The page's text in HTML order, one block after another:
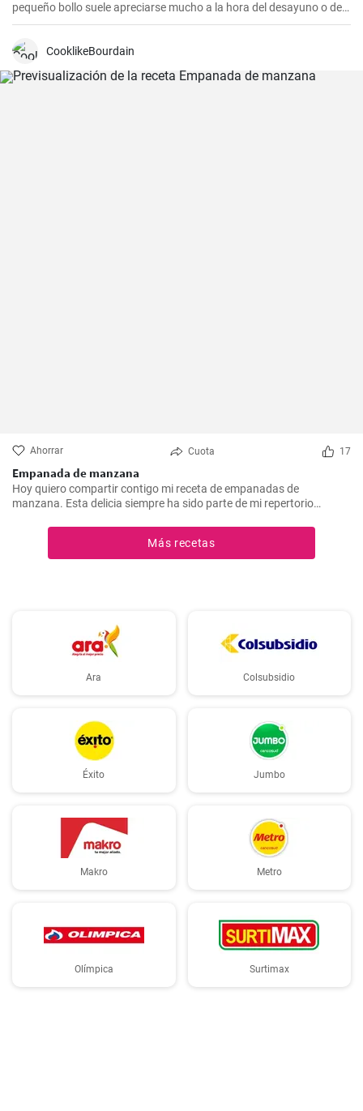
pequeño bollo suele apreciarse mucho a la hora del desayuno o de
la merienda. ¡Con la receta que os propongo hoy, vuestras
CooklikeBourdain
Ahorrar Cuota 17
Empanada de manzana
Hoy quiero compartir contigo mi receta de empanadas de
manzana. Esta delicia siempre ha sido parte de mi repertorio
paladar y demostrar que no sólo las empanadas saladas pueden
hacerte feliz. Es un postre que nunca falla en las reuniones
familiares y siempre impresiona a los invitados. Espero que la
Más recetas
Ara Colsubsidio
Éxito Jumbo
Makro Metro
Olímpica Surtimax